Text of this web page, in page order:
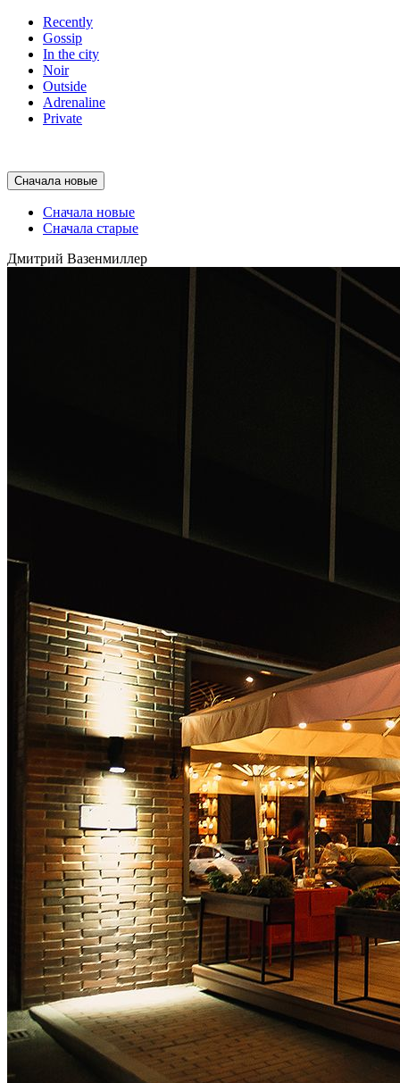
Recently
Gossip
In the city
Noir
Outside
Adrenaline
Private
Сначала новые
Сначала новые
Сначала старые
Дмитрий Вазенмиллер